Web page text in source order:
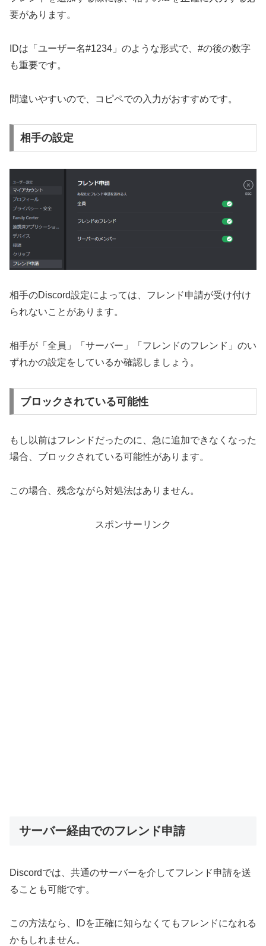
要があります。
IDは「ユーザー名#1234」のような形式で、#の後の数字
も重要です。
間違いやすいので、コピペでの入力がおすすめです。
相手の設定
相手のDiscord設定によっては、フレンド申請が受け付け
られないことがあります。
相手が「全員」「サーバー」「フレンドのフレンド」のい
ずれかの設定をしているか確認しましょう。
ブロックされている可能性
もし以前はフレンドだったのに、急に追加できなくなった
場合、ブロックされている可能性があります。
この場合、残念ながら対処法はありません。
スポンサーリンク
サーバー経由でのフレンド申請
Discordでは、共通のサーバーを介してフレンド申請を送
ることも可能です。
この方法なら、IDを正確に知らなくてもフレンドになれる
かもしれません。